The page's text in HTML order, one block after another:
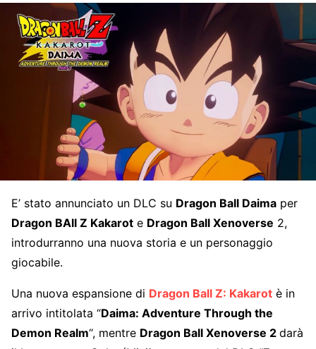
E’ stato annunciato un DLC su Dragon Ball Daima per
Dragon BAll Z Kakarot e Dragon Ball Xenoverse 2,
introdurranno una nuova storia e un personaggio
giocabile.
Una nuova espansione di Dragon Ball Z: Kakarot è in
arrivo intitolata “Daima: Adventure Through the
Demon Realm“, mentre Dragon Ball Xenoverse 2 darà